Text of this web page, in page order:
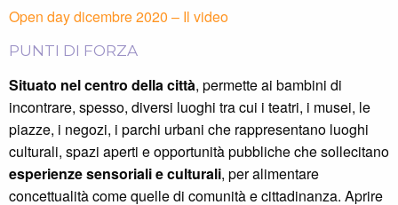
Open day dicembre 2020 – Il video
PUNTI DI FORZA
Situato nel centro della città, permette ai bambini di
incontrare, spesso, diversi luoghi tra cui i teatri, i musei, le
piazze, i negozi, i parchi urbani che rappresentano luoghi
culturali, spazi aperti e opportunità pubbliche che sollecitano
esperienze sensoriali e culturali, per alimentare
concettualità come quelle di comunità e cittadinanza. Aprire